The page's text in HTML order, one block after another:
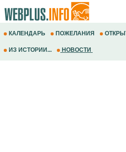
КАЛЕНДАРЬ ПОЖЕЛАНИЯ
ИЗ ИСТОРИИ... НОВОСТИ